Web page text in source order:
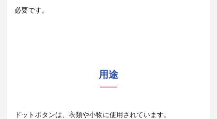
必要です。
用途
ドットボタンは、衣類や小物に使用されています。